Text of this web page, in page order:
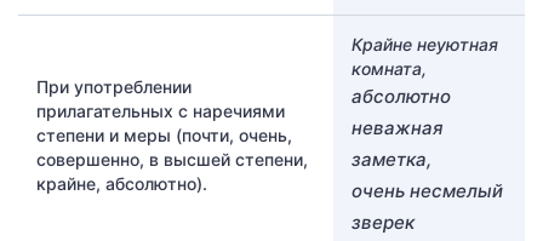
При употреблении
прилагательных с наречиями
степени и меры (почти, очень,
совершенно, в высшей степени,
крайне, абсолютно).
Крайне неуютная
комната,
абсолютно
неважная
заметка,
очень несмелый
зверек